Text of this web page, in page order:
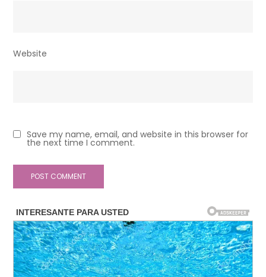
Website
Save my name, email, and website in this browser for
the next time I comment.